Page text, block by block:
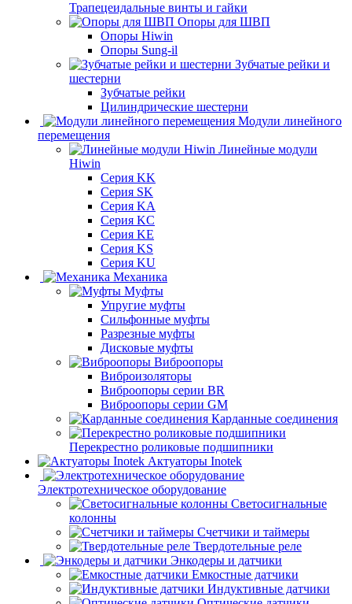
Трапецеидальные винты и гайки
Опоры для ШВП
Опоры Hiwin
Опоры Sung-il
Зубчатые рейки и
шестерни
Зубчатые рейки
Цилиндрические шестерни
Модули линейного
перемещения
Линейные модули
Hiwin
Серия KK
Серия SK
Серия KA
Серия KC
Серия KE
Серия KS
Серия KU
Механика
Муфты
Упругие муфты
Сильфонные муфты
Разрезные муфты
Дисковые муфты
Виброопоры
Виброизоляторы
Виброопоры серии BR
Виброопоры серии GM
Карданные соединения
Перекрестно роликовые подшипники
Актуаторы Inotek
Электротехническое оборудование
Светосигнальные
колонны
Счетчики и таймеры
Твердотельные реле
Энкодеры и датчики
Емкостные датчики
Индуктивные датчики